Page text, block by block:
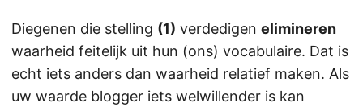
Diegenen die stelling (1) verdedigen elimineren
waarheid feitelijk uit hun (ons) vocabulaire. Dat is
echt iets anders dan waarheid relatief maken. Als
uw waarde blogger iets welwillender is kan